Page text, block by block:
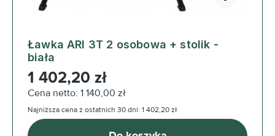
Ławka ARI 3T 2 osobowa + stolik -
biała
Cena regularna:
1 402,20 zł
Cena netto: 1 140,00 zł
Najniższa cena z ostatnich 30 dni: 1 402,20 zł